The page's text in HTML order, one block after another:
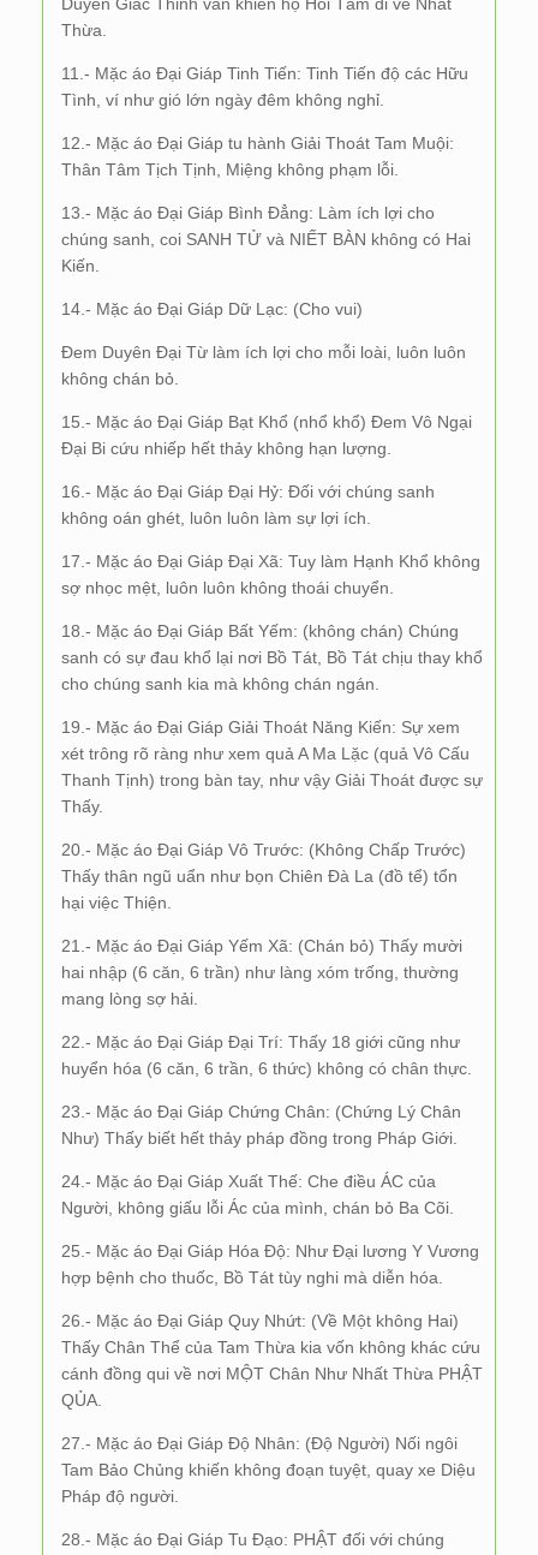
Thừa.
11.- Mặc áo Đại Giáp Tinh Tiến: Tinh Tiến độ các Hữu
Tình, ví như gió lớn ngày đêm không nghỉ.
12.- Mặc áo Đại Giáp tu hành Giải Thoát Tam Muội:
Thân Tâm Tịch Tịnh, Miệng không phạm lỗi.
13.- Mặc áo Đại Giáp Bình Đẳng: Làm ích lợi cho
chúng sanh, coi SANH TỬ và NIẾT BÀN không có Hai
Kiến.
14.- Mặc áo Đại Giáp Dữ Lạc: (Cho vui)
Đem Duyên Đại Từ làm ích lợi cho mỗi loài, luôn luôn
không chán bỏ.
15.- Mặc áo Đại Giáp Bạt Khổ (nhổ khổ) Đem Vô Ngại
Đại Bi cứu nhiếp hết thảy không hạn lượng.
16.- Mặc áo Đại Giáp Đại Hỷ: Đối với chúng sanh
không oán ghét, luôn luôn làm sự lợi ích.
17.- Mặc áo Đại Giáp Đại Xã: Tuy làm Hạnh Khổ không
sợ nhọc mệt, luôn luôn không thoái chuyển.
18.- Mặc áo Đại Giáp Bất Yếm: (không chán) Chúng
sanh có sự đau khổ lại nơi Bồ Tát, Bồ Tát chịu thay khổ
cho chúng sanh kia mà không chán ngán.
19.- Mặc áo Đại Giáp Giải Thoát Năng Kiến: Sự xem
xét trông rõ ràng như xem quả A Ma Lặc (quả Vô Cấu
Thanh Tịnh) trong bàn tay, như vậy Giải Thoát được sự
Thấy.
20.- Mặc áo Đại Giáp Vô Trước: (Không Chấp Trước)
Thấy thân ngũ uẩn như bọn Chiên Đà La (đồ tể) tổn
hại việc Thiện.
21.- Mặc áo Đại Giáp Yếm Xã: (Chán bỏ) Thấy mười
hai nhập (6 căn, 6 trần) như làng xóm trống, thường
mang lòng sợ hải.
22.- Mặc áo Đại Giáp Đại Trí: Thấy 18 giới cũng như
huyển hóa (6 căn, 6 trần, 6 thức) không có chân thực.
23.- Mặc áo Đại Giáp Chứng Chân: (Chứng Lý Chân
Như) Thấy biết hết thảy pháp đồng trong Pháp Giới.
24.- Mặc áo Đại Giáp Xuất Thế: Che điều ÁC của
Người, không giấu lỗi Ác của mình, chán bỏ Ba Cõi.
25.- Mặc áo Đại Giáp Hóa Độ: Như Đại lương Y Vương
hợp bệnh cho thuốc, Bồ Tát tùy nghi mà diễn hóa.
26.- Mặc áo Đại Giáp Quy Nhứt: (Về Một không Hai)
Thấy Chân Thể của Tam Thừa kia vốn không khác cứu
cánh đồng qui về nơi MỘT Chân Như Nhất Thừa PHẬT
QỦA.
27.- Mặc áo Đại Giáp Độ Nhân: (Độ Người) Nối ngôi
Tam Bảo Chủng khiến không đoạn tuyệt, quay xe Diệu
Pháp độ người.
28.- Mặc áo Đại Giáp Tu Đạo: PHẬT đối với chúng